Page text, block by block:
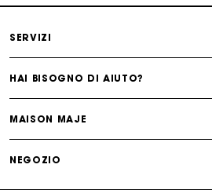
SERVIZI
HAI BISOGNO DI AIUTO?
MAISON MAJE
NEGOZIO